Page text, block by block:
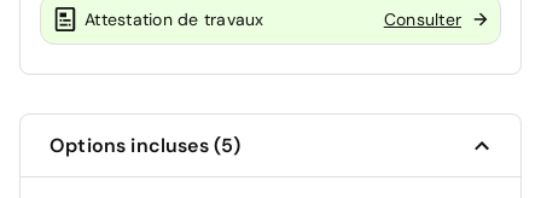
Attestation de travaux Consulter
Options incluses (5)